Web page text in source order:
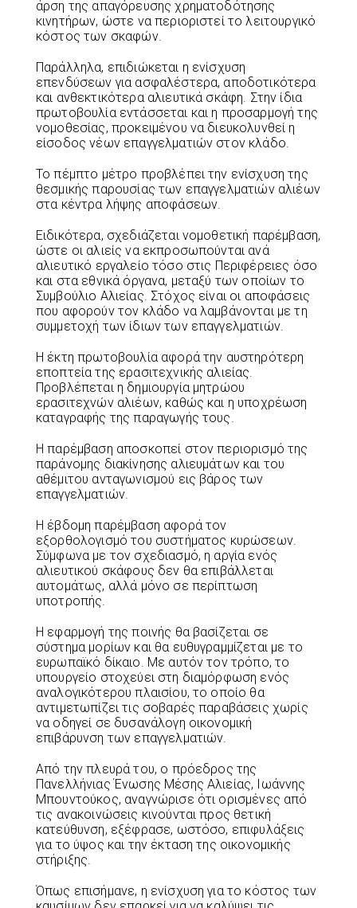
άρση της απαγόρευσης χρηματοδότησης
κινητήρων, ώστε να περιοριστεί το λειτουργικό
κόστος των σκαφών.
Παράλληλα, επιδιώκεται η ενίσχυση
επενδύσεων για ασφαλέστερα, αποδοτικότερα
και ανθεκτικότερα αλιευτικά σκάφη. Στην ίδια
πρωτοβουλία εντάσσεται και η προσαρμογή της
νομοθεσίας, προκειμένου να διευκολυνθεί η
είσοδος νέων επαγγελματιών στον κλάδο.
Το πέμπτο μέτρο προβλέπει την ενίσχυση της
θεσμικής παρουσίας των επαγγελματιών αλιέων
στα κέντρα λήψης αποφάσεων.
Ειδικότερα, σχεδιάζεται νομοθετική παρέμβαση,
ώστε οι αλιείς να εκπροσωπούνται ανά
αλιευτικό εργαλείο τόσο στις Περιφέρειες όσο
και στα εθνικά όργανα, μεταξύ των οποίων το
Συμβούλιο Αλιείας. Στόχος είναι οι αποφάσεις
που αφορούν τον κλάδο να λαμβάνονται με τη
συμμετοχή των ίδιων των επαγγελματιών.
Η έκτη πρωτοβουλία αφορά την αυστηρότερη
εποπτεία της ερασιτεχνικής αλιείας.
Προβλέπεται η δημιουργία μητρώου
ερασιτεχνών αλιέων, καθώς και η υποχρέωση
καταγραφής της παραγωγής τους.
Η παρέμβαση αποσκοπεί στον περιορισμό της
παράνομης διακίνησης αλιευμάτων και του
αθέμιτου ανταγωνισμού εις βάρος των
επαγγελματιών.
Η έβδομη παρέμβαση αφορά τον
εξορθολογισμό του συστήματος κυρώσεων.
Σύμφωνα με τον σχεδιασμό, η αργία ενός
αλιευτικού σκάφους δεν θα επιβάλλεται
αυτομάτως, αλλά μόνο σε περίπτωση
υποτροπής.
Η εφαρμογή της ποινής θα βασίζεται σε
σύστημα μορίων και θα ευθυγραμμίζεται με το
ευρωπαϊκό δίκαιο. Με αυτόν τον τρόπο, το
υπουργείο στοχεύει στη διαμόρφωση ενός
αναλογικότερου πλαισίου, το οποίο θα
αντιμετωπίζει τις σοβαρές παραβάσεις χωρίς
να οδηγεί σε δυσανάλογη οικονομική
επιβάρυνση των επαγγελματιών.
Από την πλευρά του, ο πρόεδρος της
Πανελλήνιας Ένωσης Μέσης Αλιείας, Ιωάννης
Μπουντούκος, αναγνώρισε ότι ορισμένες από
τις ανακοινώσεις κινούνται προς θετική
κατεύθυνση, εξέφρασε, ωστόσο, επιφυλάξεις
για το ύψος και την έκταση της οικονομικής
στήριξης.
Όπως επισήμανε, η ενίσχυση για το κόστος των